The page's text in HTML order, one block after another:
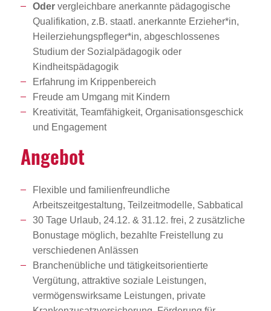
Oder vergleichbare anerkannte pädagogische
Qualifikation, z.B. staatl. anerkannte Erzieher*in,
Heilerziehungspfleger*in, abgeschlossenes
Studium der Sozialpädagogik oder
Kindheitspädagogik
Erfahrung im Krippenbereich
Freude am Umgang mit Kindern
Kreativität, Teamfähigkeit, Organisationsgeschick
und Engagement
Angebot
Flexible und familienfreundliche
Arbeitszeitgestaltung, Teilzeitmodelle, Sabbatical
30 Tage Urlaub, 24.12. & 31.12. frei, 2 zusätzliche
Bonustage möglich, bezahlte Freistellung zu
verschiedenen Anlässen
Branchenübliche und tätigkeitsorientierte
Vergütung, attraktive soziale Leistungen,
vermögenswirksame Leistungen, private